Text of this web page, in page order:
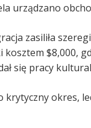
urządzano
zasiliła
$8,000,
się pracy
krytyczny okres,